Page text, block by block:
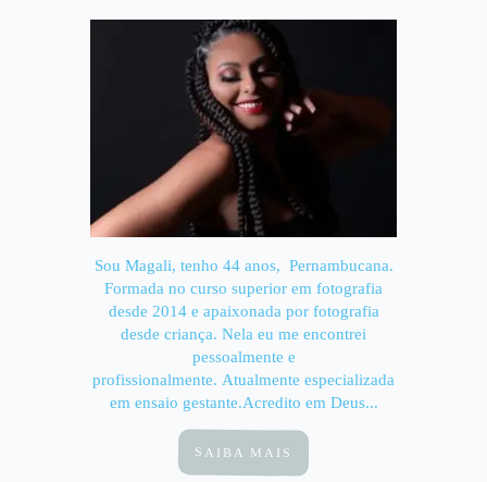
Sou Magali, tenho 44 anos, Pernambucana.
Formada no curso superior em fotografia
desde 2014 e apaixonada por fotografia
desde criança. Nela eu me encontrei
pessoalmente e
profissionalmente. Atualmente especializada
em ensaio gestante.Acredito em Deus...
SAIBA MAIS